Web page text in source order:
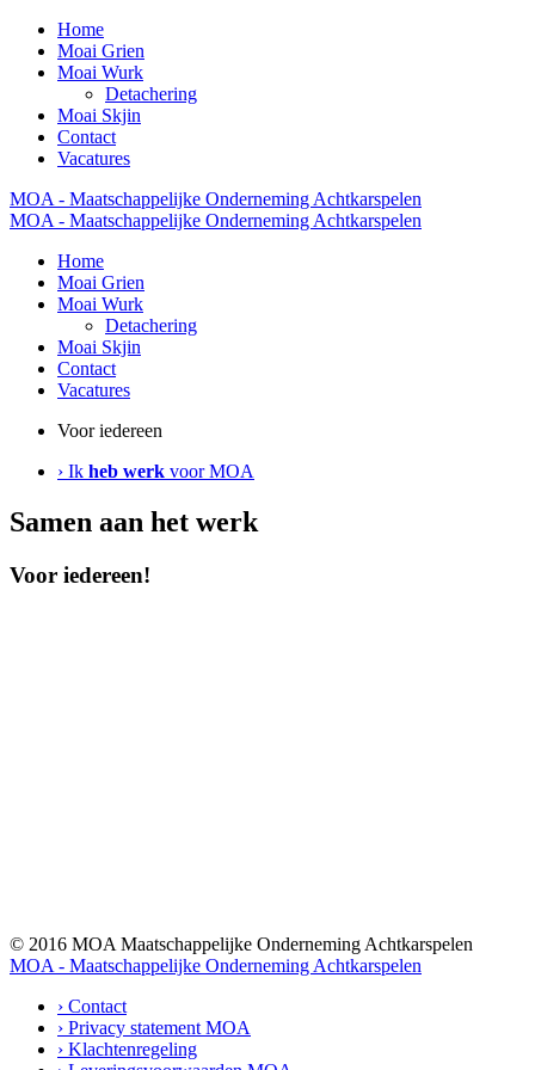
Home
Moai Grien
Moai Wurk
Detachering
Moai Skjin
Contact
Vacatures
MOA - Maatschappelijke Onderneming Achtkarspelen
MOA - Maatschappelijke Onderneming Achtkarspelen
Home
Moai Grien
Moai Wurk
Detachering
Moai Skjin
Contact
Vacatures
Voor iedereen
› Ik heb werk voor MOA
Samen aan het werk
Voor iedereen!
© 2016 MOA Maatschappelijke Onderneming Achtkarspelen
MOA - Maatschappelijke Onderneming Achtkarspelen
› Contact
› Privacy statement MOA
› Klachtenregeling